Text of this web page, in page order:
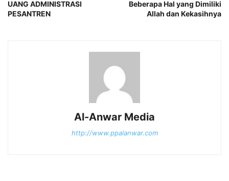
UANG ADMINISTRASI
PESANTREN
Beberapa Hal yang Dimiliki
Allah dan Kekasihnya
Al-Anwar Media
http://www.ppalanwar.com